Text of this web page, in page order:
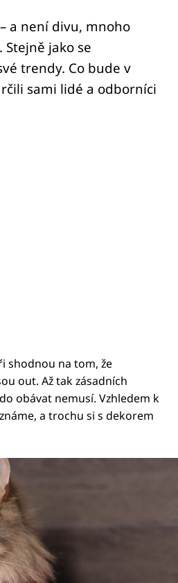
a není divu, mnoho
jako se
trendy. Co bude v
sami lidé a odborníci
shodnou na tom, že
out. Až tak zásadních
obávat nemusí. Vzhledem k
a trochu si s dekorem